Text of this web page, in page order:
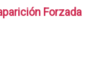
Forzada